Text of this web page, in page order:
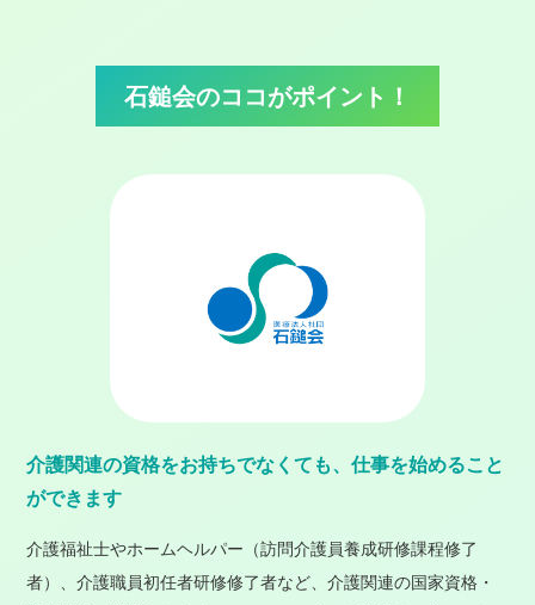
石鎚会のココがポイント！
介護関連の資格をお持ちでなくても、仕事を始めること
ができます
介護福祉士やホームヘルパー（訪問介護員養成研修課程修了
者）、介護職員初任者研修修了者など、介護関連の国家資格・